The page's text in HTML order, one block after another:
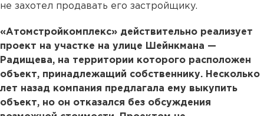
не захотел продавать его застройщику.
«Атомстройкомплекс» действительно реализует
проект на участке на улице Шейнкмана —
Радищева, на территории которого расположен
объект, принадлежащий собственнику. Несколько
лет назад компания предлагала ему выкупить
объект, но он отказался без обсуждения